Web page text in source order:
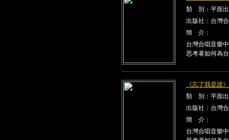
類 別：平面
出版社：台灣
簡 介：
台灣合唱音樂
思考著如何為
《忘了我是誰
類 別：平面
出版社：台灣
簡 介：
台灣合唱音樂